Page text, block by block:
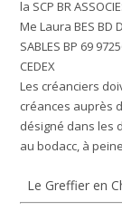
la SCP BR
Me Laura BES BD
SABLES BP 69
CEDEX
Les créanciers
créances auprès
désigné dans les
au bodacc, à
Le Greffier en